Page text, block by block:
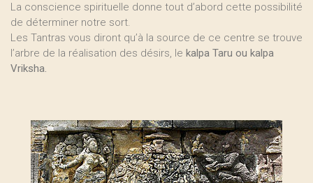
La conscience spirituelle donne tout d’abord cette possibilité
de déterminer notre sort.
Les Tantras vous diront qu’à la source de ce centre se trouve
l’arbre de la réalisation des désirs, le kalpa Taru ou kalpa
Vriksha.